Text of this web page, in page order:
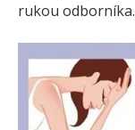
rukou odborníka.